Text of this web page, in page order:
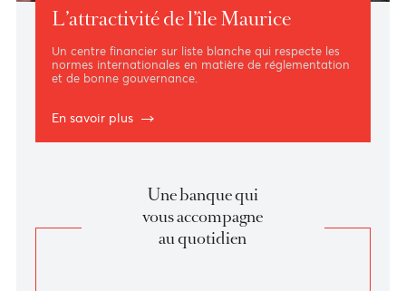
L’attractivité de l’île Maurice
normes internationales en matière de réglementation
et de bonne gouvernance.